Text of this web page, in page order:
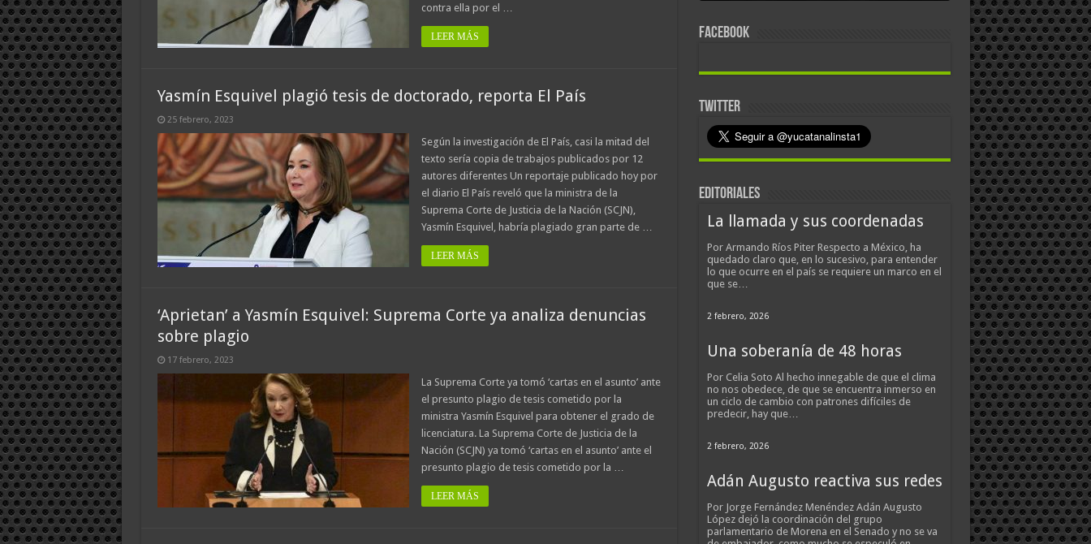
contra ella por el …
LEER MÁS
Yasmín Esquivel plagió tesis de doctorado, reporta El País
25 febrero, 2023
Según la investigación de El País, casi la mitad del
texto sería copia de trabajos publicados por 12
autores diferentes Un reportaje publicado hoy por
el diario El País reveló que la ministra de la
Suprema Corte de Justicia de la Nación (SCJN),
Yasmín Esquivel, habría plagiado gran parte de …
LEER MÁS
‘Aprietan’ a Yasmín Esquivel: Suprema Corte ya analiza denuncias
sobre plagio
17 febrero, 2023
La Suprema Corte ya tomó ‘cartas en el asunto’ ante
el presunto plagio de tesis cometido por la
ministra Yasmín Esquivel para obtener el grado de
licenciatura. La Suprema Corte de Justicia de la
Nación (SCJN) ya tomó ‘cartas en el asunto’ ante el
presunto plagio de tesis cometido por la …
LEER MÁS
FACEBOOK
TWITTER
EDITORIALES
La llamada y sus coordenadas
Por Armando Ríos Piter Respecto a México, ha
quedado claro que, en lo sucesivo, para entender
lo que ocurre en el país se requiere un marco en el
que se…
2 febrero, 2026
Una soberanía de 48 horas
Por Celia Soto Al hecho innegable de que el clima
no nos obedece, de que se encuentra inmerso en
un ciclo de cambio con patrones difíciles de
predecir, hay que…
2 febrero, 2026
Adán Augusto reactiva sus redes
Por Jorge Fernández Menéndez Adán Augusto
López dejó la coordinación del grupo
parlamentario de Morena en el Senado y no se va